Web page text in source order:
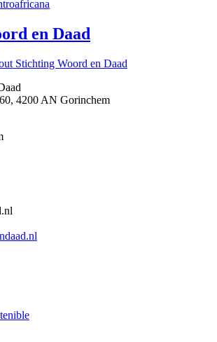
en Daad
Stichting Woord en Daad
4200 AN Gorinchem